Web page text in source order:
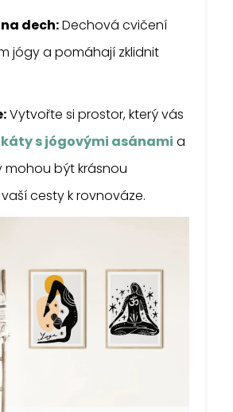
dech:Dechová cvičení
jógy a pomáhají zklidnit
Vytvořte si prostor, který vás
s jógovými asánami a
mohou být krásnou
cesty k rovnováze.